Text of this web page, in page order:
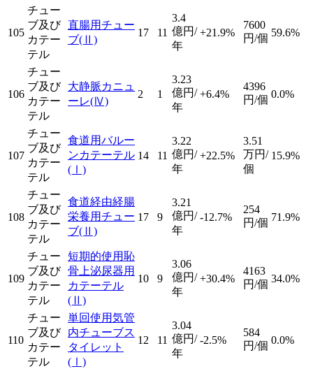
105
チュー
ブ及び
カテー
テル
直腸用チュー
ブ(Ⅱ)
17 11
3.4
億円/
年
+21.9%
7600
円/個 59.6%
106
チュー
ブ及び
カテー
テル
大静脈カニュ
ーレ(Ⅳ)
2 1
3.23
億円/
年
+6.4%
4396
円/個 0.0%
107
チュー
ブ及び
カテー
テル
食道用バルー
ンカテーテル
(Ⅰ)
14 11
3.22
億円/
年
+22.5%
3.51
万円/
個
15.9%
108
チュー
ブ及び
カテー
テル
食道経由経腸
栄養用チュー
ブ(Ⅱ)
17 9
3.21
億円/
年
-12.7%
254
円/個 71.9%
109
チュー
ブ及び
カテー
テル
短期的使用恥
骨上泌尿器用
カテーテル
(Ⅱ)
10 9
3.06
億円/
年
+30.4%
4163
円/個 34.0%
110
チュー
ブ及び
カテー
テル
単回使用気管
内チューブス
タイレット
(Ⅰ)
12 11
3.04
億円/
年
-2.5%
584
円/個 0.0%